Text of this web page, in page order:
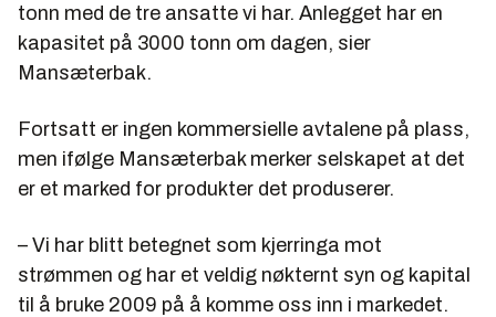
tonn med de tre ansatte vi har. Anlegget har en
kapasitet på 3000 tonn om dagen, sier
Mansæterbak.
Fortsatt er ingen kommersielle avtalene på plass,
men ifølge Mansæterbak merker selskapet at det
er et marked for produkter det produserer.
– Vi har blitt betegnet som kjerringa mot
strømmen og har et veldig nøkternt syn og kapital
til å bruke 2009 på å komme oss inn i markedet.